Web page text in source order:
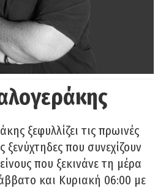
ξεφυλλίζει τις πρωινές
ξενύχτηδες που συνεχίζουν
που ξεκινάνε τη μέρα
και Κυριακή 06:00 με